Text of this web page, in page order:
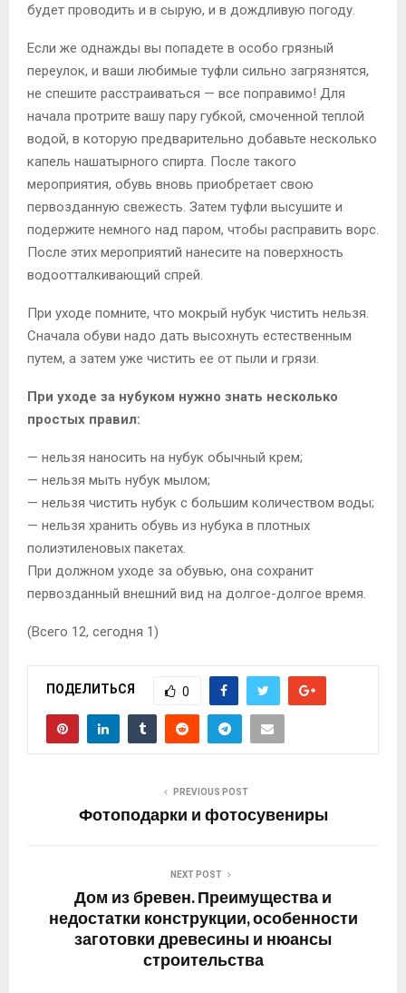
будет проводить и в сырую, и в дождливую погоду.
Если же однажды вы попадете в особо грязный
переулок, и ваши любимые туфли сильно загрязнятся,
не спешите расстраиваться — все поправимо! Для
начала протрите вашу пару губкой, смоченной теплой
водой, в которую предварительно добавьте несколько
капель нашатырного спирта. После такого
мероприятия, обувь вновь приобретает свою
первозданную свежесть. Затем туфли высушите и
подержите немного над паром, чтобы расправить ворс.
После этих мероприятий нанесите на поверхность
водоотталкивающий спрей.
При уходе помните, что мокрый нубук чистить нельзя.
Сначала обуви надо дать высохнуть естественным
путем, а затем уже чистить ее от пыли и грязи.
При уходе за нубуком нужно знать несколько
простых правил:
— нельзя наносить на нубук обычный крем;
— нельзя мыть нубук мылом;
— нельзя чистить нубук с большим количеством воды;
— нельзя хранить обувь из нубука в плотных
полиэтиленовых пакетах.
При должном уходе за обувью, она сохранит
первозданный внешний вид на долгое-долгое время.
(Всего 12, сегодня 1)
ПОДЕЛИТЬСЯ 0
PREVIOUS POST
Фотоподарки и фотосувениры
NEXT POST
Дом из бревен. Преимущества и
недостатки конструкции, особенности
заготовки древесины и нюансы
строительства